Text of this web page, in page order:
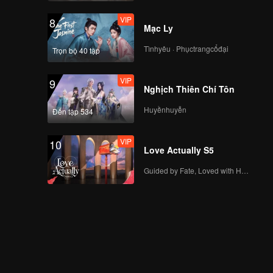
8
Trọn bộ 40 tập
VIP
Mạc Ly
Tìnhyêu · Phụctrangcổđại
9
Đến tập 534
VIP
Nghịch Thiên Chí Tôn
Huyềnhuyễn
10 VIP
Love Actually S5